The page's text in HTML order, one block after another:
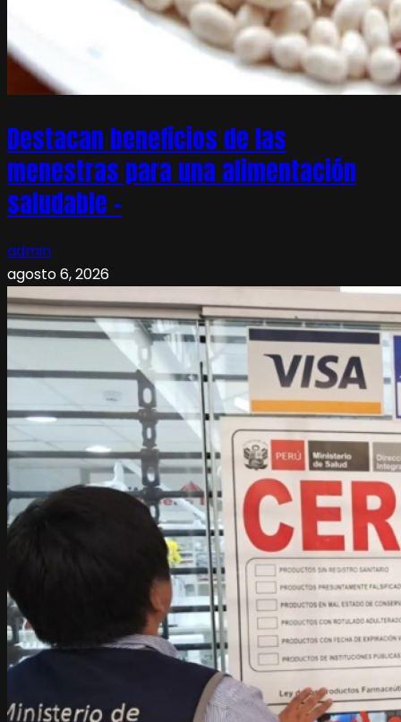
Destacan beneficios de las
menestras para una alimentación
saludable –
admin
agosto 6, 2026